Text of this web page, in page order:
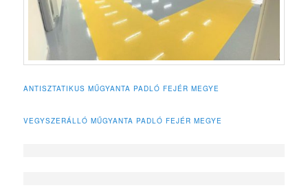
ANTISZTATIKUS MŰGYANTA PADLÓ FEJÉR MEGYE
VEGYSZERÁLLÓ MŰGYANTA PADLÓ FEJÉR MEGYE